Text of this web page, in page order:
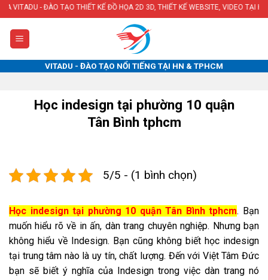
Skip
to
content
THIẾT KẾ ĐỒ HỌA 2D 3D, THIẾT KẾ WEBSITE, VIDEO TẠI HÀ NỘI & TPHCM
VITADU - ĐÀO TẠO NỔI TIẾNG TẠI HN & TPHCM
Học indesign tại phường 10 quận
Tân Bình tphcm
5/5 - (1 bình chọn)
Học indesign tại phường 10 quận Tân Bình tphcm. Bạn
muốn hiểu rõ về in ấn, dàn trang chuyên nghiệp. Nhưng bạn
không hiểu về Indesign. Bạn cũng không biết học indesign
tại trung tâm nào là uy tín, chất lượng. Đến với Việt Tâm Đức
bạn sẽ biết ý nghĩa của Indesign trong việc dàn trang nó